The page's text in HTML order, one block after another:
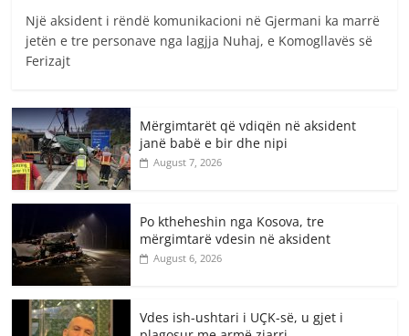
Një aksident i rëndë komunikacioni në Gjermani ka marrë
jetën e tre personave nga lagjja Nuhaj, e Komogllavës së
Ferizajt
Mërgimtarët që vdiqën në aksident
janë babë e bir dhe nipi
August 7, 2026
Po ktheheshin nga Kosova, tre
mërgimtarë vdesin në aksident
August 6, 2026
Vdes ish-ushtari i UÇK-së, u gjet i